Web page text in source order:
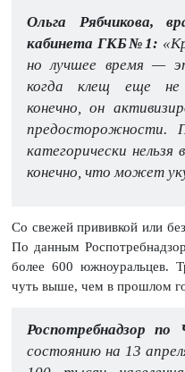
Ольга Рябчикова,
кабинета ГКБ№1:
но лучшее время —
когда клещ еще не
конечно, он
предосторожности.
категорически
конечно, что может
Со свежей прививкой или
По данным
более 600 южноуральцев.
чуть выше, чем в прошлом
Роспотребнадзор по
состоянию на 13